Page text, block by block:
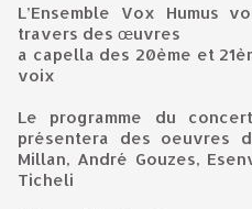
L’Ensemble Vox Humus
travers des œuvres
a capella des 20ème et
voix
Le programme du
présentera des oeuvres
Millan, André Gouzes,
Ticheli